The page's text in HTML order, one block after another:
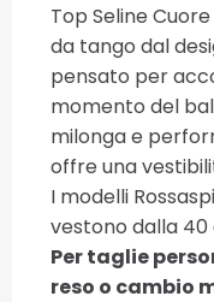
Top Seline
da tango dal
pensato per
momento del
milonga e
offre una
I modelli
vestono dalla
Per taglie
reso o cambio